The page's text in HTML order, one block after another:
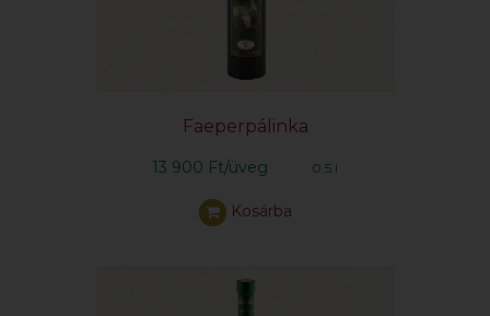
Faeperpálinka
13 900 Ft/üveg 0.5 l
Kosárba